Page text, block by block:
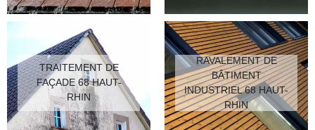
TRAITEMENT DE
FAÇADE 68 HAUT-
RHIN
RAVALEMENT DE
BÂTIMENT
INDUSTRIEL 68 HAUT-
RHIN